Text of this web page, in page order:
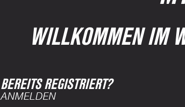
WILLKOMMEN IM
BEREITS REGISTRIERT?
ANMELDEN